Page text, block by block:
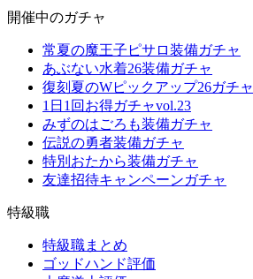
開催中のガチャ
常夏の魔王子ピサロ装備ガチャ
あぶない水着26装備ガチャ
復刻夏のWピックアップ26ガチャ
1日1回お得ガチャvol.23
みずのはごろも装備ガチャ
伝説の勇者装備ガチャ
特別おたから装備ガチャ
友達招待キャンペーンガチャ
特級職
特級職まとめ
ゴッドハンド評価